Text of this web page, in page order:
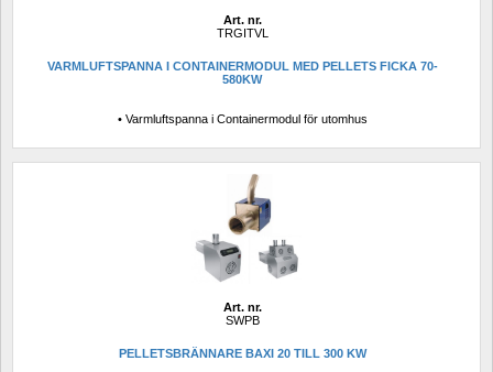
Art. nr.
TRGITVL
VARMLUFTSPANNA I CONTAINERMODUL MED PELLETS FICKA 70-
580KW
• Varmluftspanna i Containermodul för utomhus
Art. nr.
SWPB
PELLETSBRÄNNARE BAXI 20 TILL 300 KW